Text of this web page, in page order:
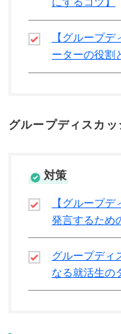
【グループ
ーターの役割
グループディスカ
対策
【グループ
発言するため
グループディ
なる就活生の